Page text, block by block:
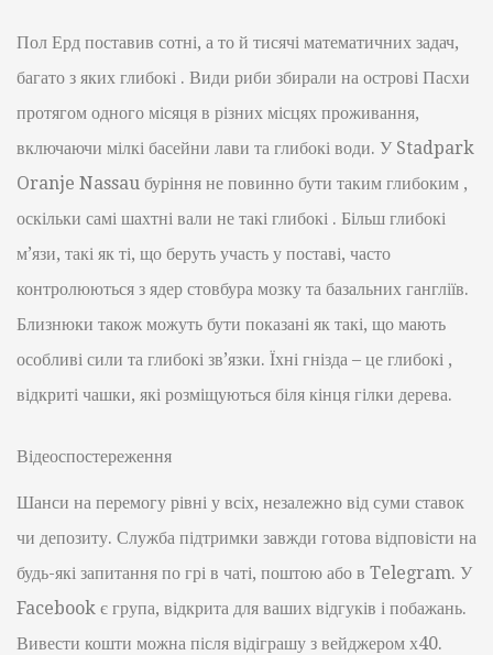
Пол Ерд поставив сотні, а то й тисячі математичних задач,
багато з яких глибокі . Види риби збирали на острові Пасхи
протягом одного місяця в різних місцях проживання,
включаючи мілкі басейни лави та глибокі води. У Stadpark
Oranje Nassau буріння не повинно бути таким глибоким ,
оскільки самі шахтні вали не такі глибокі . Більш глибокі
м’язи, такі як ті, що беруть участь у поставі, часто
контролюються з ядер стовбура мозку та базальних гангліїв.
Близнюки також можуть бути показані як такі, що мають
особливі сили та глибокі зв’язки. Їхні гнізда – це глибокі ,
відкриті чашки, які розміщуються біля кінця гілки дерева.
Відеоспостереження
Шанси на перемогу рівні у всіх, незалежно від суми ставок
чи депозиту. Служба підтримки завжди готова відповісти на
будь-які запитання по грі в чаті, поштою або в Telegram. У
Facebook є група, відкрита для ваших відгуків і побажань.
Вивести кошти можна після відіграшу з вейджером х40.